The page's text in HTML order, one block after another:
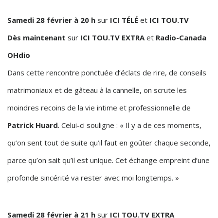
Samedi 28 février à 20 h sur ICI TÉLÉ et ICI TOU.TV
Dès maintenant sur ICI TOU.TV EXTRAet Radio-Canada
OHdio
Dans cette rencontre ponctuée d’éclats de rire, de conseils
matrimoniaux et de gâteau à la cannelle, on scrute les
moindres recoins de la vie intime et professionnelle de
Patrick Huard. Celui-ci souligne : « Il y a de ces moments,
qu’on sent tout de suite qu’il faut en goûter chaque seconde,
parce qu’on sait qu’il est unique. Cet échange empreint d’une
profonde sincérité va rester avec moi longtemps. »
Samedi 28 février à 21 h sur ICI TOU.TV EXTRA